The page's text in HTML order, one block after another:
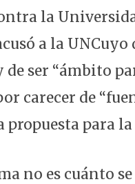
la
a la
ser “ámbito
carecer de
propuesta para
no es cuánto